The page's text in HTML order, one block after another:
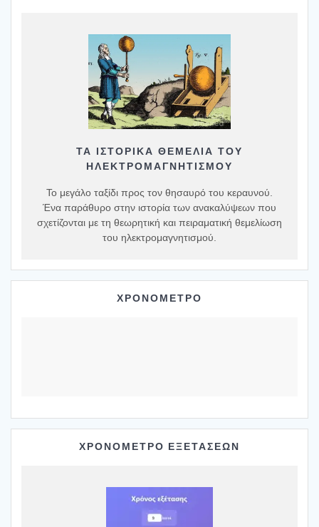
ΤΑ ΙΣΤΟΡΙΚΆ ΘΕΜΈΛΙΑ ΤΟΥ
ΗΛΕΚΤΡΟΜΑΓΝΗΤΙΣΜΟΎ
Το μεγάλο ταξίδι προς τον θησαυρό του κεραυνού.
Ένα παράθυρο στην ιστορία των ανακαλύψεων που
σχετίζονται με τη θεωρητική και πειραματική θεμελίωση
του ηλεκτρομαγνητισμού.
ΧΡΟΝΟΜΕΤΡΟ
ΧΡΟΝΟΜΕΤΡΟ ΕΞΕΤΑΣΕΩΝ